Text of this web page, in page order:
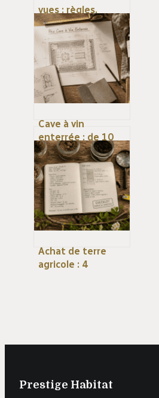
vues : règles,
distances et
solutions en cas de
conflit
Cave à vin
enterrée : de 10
000 à 40 000 €
pour un stockage
durable de vos
grands crus
Achat de terre
agricole : 4
Prestige Habitat